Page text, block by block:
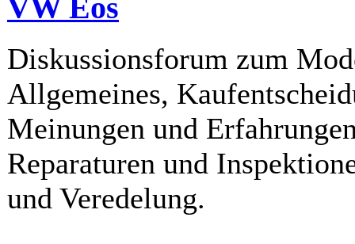
VW Eos
Diskussionsforum zum
Allgemeines,
Meinungen und
Reparaturen und
und Veredelung.